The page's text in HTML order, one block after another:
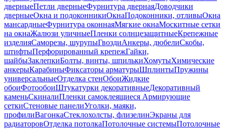
дверныеПетли дверныеФурнитура двернаяДоводчики
дверныеОкна и подоконникиОкнаПодоконники, отливыОкна
мансардныеФурнитура оконнаяМягкие окнаМоскитные сетки
на окнаЖалюзи уличныеПленки солнцезащитныеКрепежные
изделияСаморезы, шурупыГвоздиАнкеры, дюбелиСкобы,
штифтыПерфорированный крепежГайки,
шайбыЗаклепкиБолты, винты, шпилькиХомутыХимические
анкерыКарабиныФиксаторы арматурыШплинтыПружины
универсальныеОтделка стенОбоиЖидкие
обоиФотообоиШтукатурки декоративныеДекоративный
каменьСкиналиПленки самоклеящиеся Армирующие
сеткиСтеновые панелиУголки, маяки,
профилиВагонкаСтеклохолсты, флизелинЭкраны для
радиаторовОтделка потолкаПотолочные системыПотолочные